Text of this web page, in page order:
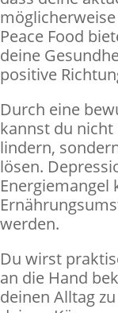
Peace Food
deine
positive
Durch eine
kannst du
lindern,
lösen.
Energiemangel
werden.
Du wirst
an die Hand
deinen Alltag